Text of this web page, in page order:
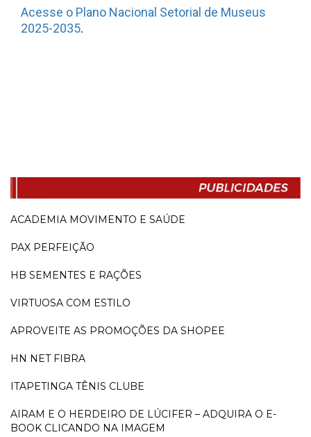
Acesse o Plano Nacional Setorial de Museus
2025-2035.
ACADEMIA MOVIMENTO E SAÚDE
PAX PERFEIÇÃO
HB SEMENTES E RAÇÕES
VIRTUOSA COM ESTILO
APROVEITE AS PROMOÇÕES DA SHOPEE
HN NET FIBRA
ITAPETINGA TÊNIS CLUBE
AIRAM E O HERDEIRO DE LÚCIFER – ADQUIRA O E-
BOOK CLICANDO NA IMAGEM